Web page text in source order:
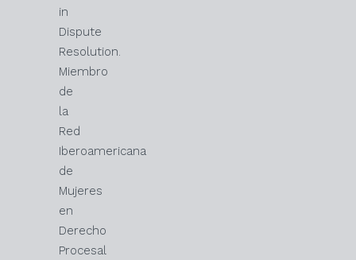
in
Dispute
Resolution.
Miembro
de
la
Red
Iberoamericana
de
Mujeres
en
Derecho
Procesal